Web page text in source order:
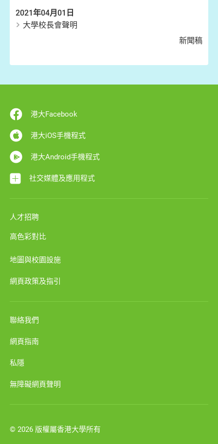
2021年04月01日
大學校長會聲明
新聞稿
港大Facebook
港大iOS手機程式
港大Android手機程式
社交媒體及應用程式
人才招聘
高色彩對比
地圖與校園設施
網頁政策及指引
聯絡我們
網頁指南
私隱
無障礙網頁聲明
© 2026 版權屬香港大學所有